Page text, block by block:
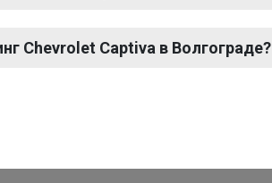
Chevrolet Captiva в Волгограде?